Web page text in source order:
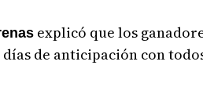
explicó que los
días de anticipación con